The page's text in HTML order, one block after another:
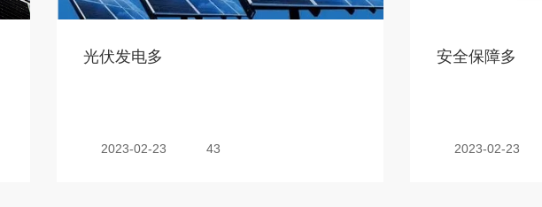
光伏发电多
2023-02-23 43
安全保障多
2023-02-23